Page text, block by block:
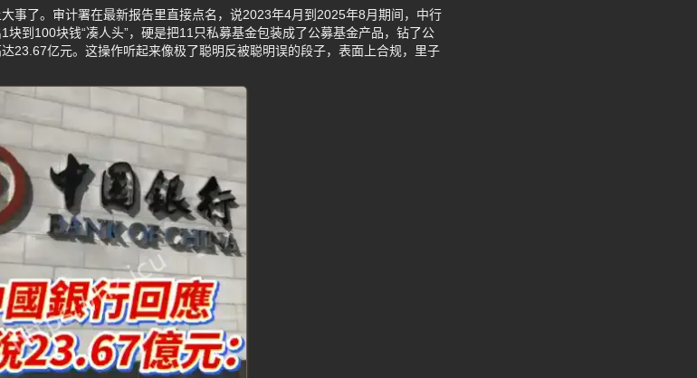
事了。审计署在最新报告里直接点名，说2023年4月到2025年8月期间，中行
到100块钱“凑人头”，硬是把11只私募基金包装成了公募基金产品，钻了公
23.67亿元。这操作听起来像极了聪明反被聪明误的段子，表面上合规，里子